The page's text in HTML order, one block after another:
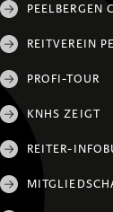
PEELBERGEN
REITVEREIN
PROFI-TOUR
KNHS ZEIGT
REITER-